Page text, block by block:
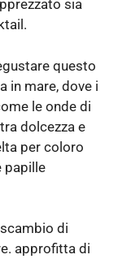
sia
questo
in mare, dove i
le onde di
dolcezza e
per coloro
papille